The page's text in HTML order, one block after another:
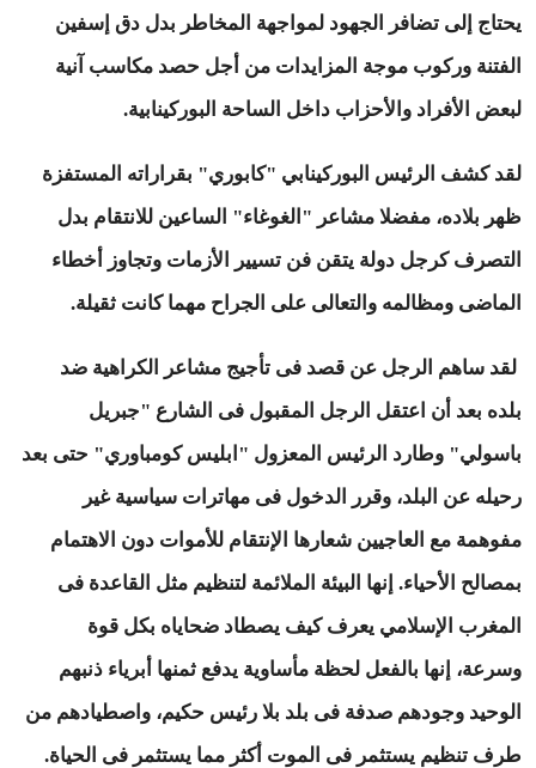
يحتاج إلى تضافر الجهود لمواجهة المخاطر بدل دق إسفين
الفتنة وركوب موجة المزايدات من أجل حصد مكاسب آنية
لبعض الأفراد والأحزاب داخل الساحة البوركينابية.
لقد كشف الرئيس البوركينابي "كابوري" بقراراته المستفزة
ظهر بلاده، مفضلا مشاعر "الغوغاء" الساعين للانتقام بدل
التصرف كرجل دولة يتقن فن تسيير الأزمات وتجاوز أخطاء
الماضى ومظالمه والتعالى على الجراح مهما كانت ثقيلة.
لقد ساهم الرجل عن قصد فى تأجيج مشاعر الكراهية ضد
بلده بعد أن اعتقل الرجل المقبول فى الشارع "جبريل
باسولي" وطارد الرئيس المعزول "ابليس كومباوري" حتى بعد
رحيله عن البلد، وقرر الدخول فى مهاترات سياسية غير
مفوهمة مع العاجيين شعارها الإنتقام للأموات دون الاهتمام
بمصالح الأحياء. إنها البيئة الملائمة لتنظيم مثل القاعدة فى
المغرب الإسلامي يعرف كيف يصطاد ضحاياه بكل قوة
وسرعة، إنها بالفعل لحظة مأساوية يدفع ثمنها أبرياء ذنبهم
الوحيد وجودهم صدفة فى بلد بلا رئيس حكيم، واصطيادهم من
طرف تنظيم يستثمر فى الموت أكثر مما يستثمر فى الحياة.